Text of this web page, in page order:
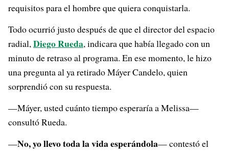
requisitos para el hombre que quiera conquistarla.
Todo ocurrió justo después de que el director del espacio
radial,Diego Rueda, indicara que había llegado con un
minuto de retraso al programa. En ese momento, le hizo
una pregunta al ya retirado Máyer Candelo, quien
sorprendió con su respuesta.
—Máyer, usted cuánto tiempo esperaría a Melissa—
consultó Rueda.
—No, yo llevo toda la vida esperándola— contestó el